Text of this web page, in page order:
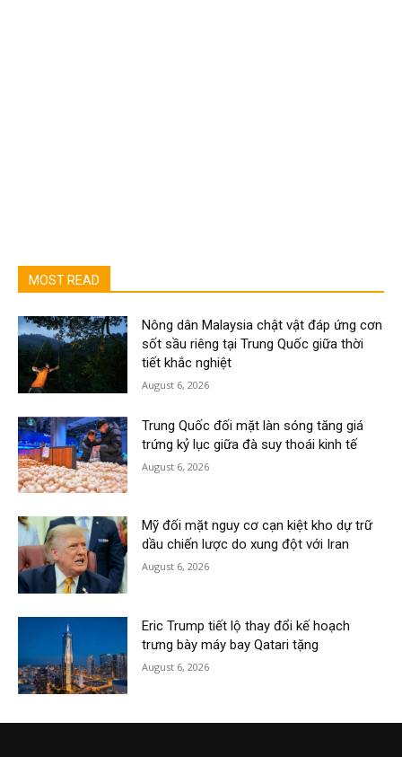
MOST READ
Nông dân Malaysia chật vật đáp ứng cơn
sốt sầu riêng tại Trung Quốc giữa thời
tiết khắc nghiệt
August 6, 2026
Trung Quốc đối mặt làn sóng tăng giá
trứng kỷ lục giữa đà suy thoái kinh tế
August 6, 2026
Mỹ đối mặt nguy cơ cạn kiệt kho dự trữ
dầu chiến lược do xung đột với Iran
August 6, 2026
Eric Trump tiết lộ thay đổi kế hoạch
trưng bày máy bay Qatari tặng
August 6, 2026